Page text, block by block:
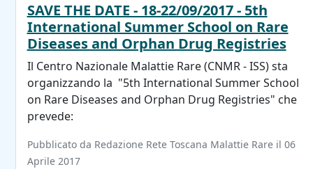
SAVE THE DATE - 18-22/09/2017 - 5th
International Summer School on Rare
Diseases and Orphan Drug Registries
Il Centro Nazionale Malattie Rare (CNMR - ISS) sta
organizzando la "5th International Summer School
on Rare Diseases and Orphan Drug Registries" che
prevede:
Pubblicato da Redazione Rete Toscana Malattie Rare il 06
Aprile 2017